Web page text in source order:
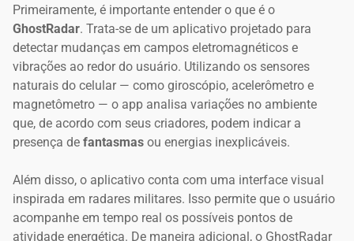
Primeiramente, é importante entender o que é o
GhostRadar. Trata-se de um aplicativo projetado para
detectar mudanças em campos eletromagnéticos e
vibrações ao redor do usuário. Utilizando os sensores
naturais do celular — como giroscópio, acelerômetro e
magnetômetro — o app analisa variações no ambiente
que, de acordo com seus criadores, podem indicar a
presença de fantasmas ou energias inexplicáveis.
Além disso, o aplicativo conta com uma interface visual
inspirada em radares militares. Isso permite que o usuário
acompanhe em tempo real os possíveis pontos de
atividade energética. De maneira adicional, o GhostRadar